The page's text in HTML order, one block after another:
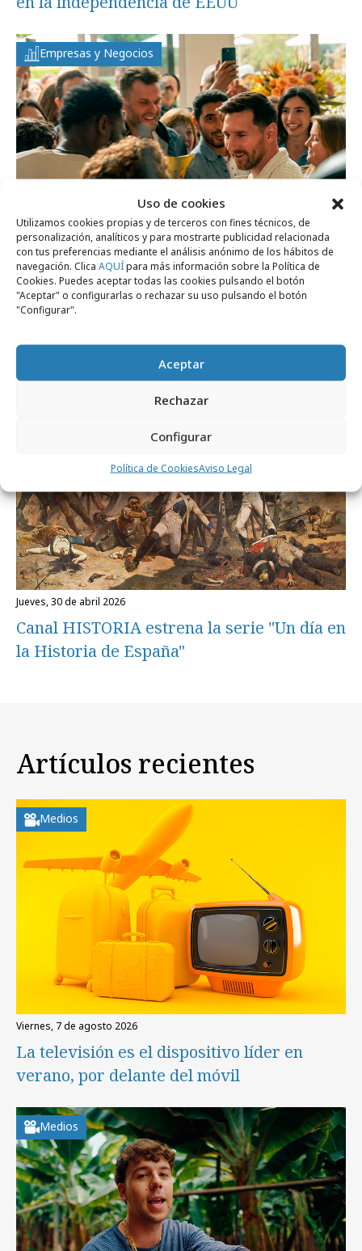
Uso de cookies
Utilizamos cookies propias y de terceros con fines técnicos, de
personalización, analíticos y para mostrarte publicidad relacionada
con tus preferencias mediante el análisis anónimo de los hábitos de
navegación. Clica AQUÍpara más información sobre la Política de
Cookies. Puedes aceptar todas las cookies pulsando el botón
"Aceptar" o configurarlas o rechazar su uso pulsando el botón
"Configurar".
Aceptar
Rechazar
Configurar
Política de CookiesAviso Legal
Empresas y Negocios
miércoles, 10 de junio 2026
Las marcas también quieren ganar el
Mundial de la atención
jueves, 30 de abril 2026
Canal HISTORIA estrena la serie "Un día en
la Historia de España"
Artículos recientes
Medios
viernes, 7 de agosto 2026
La televisión es el dispositivo líder en
verano, por delante del móvil
Medios